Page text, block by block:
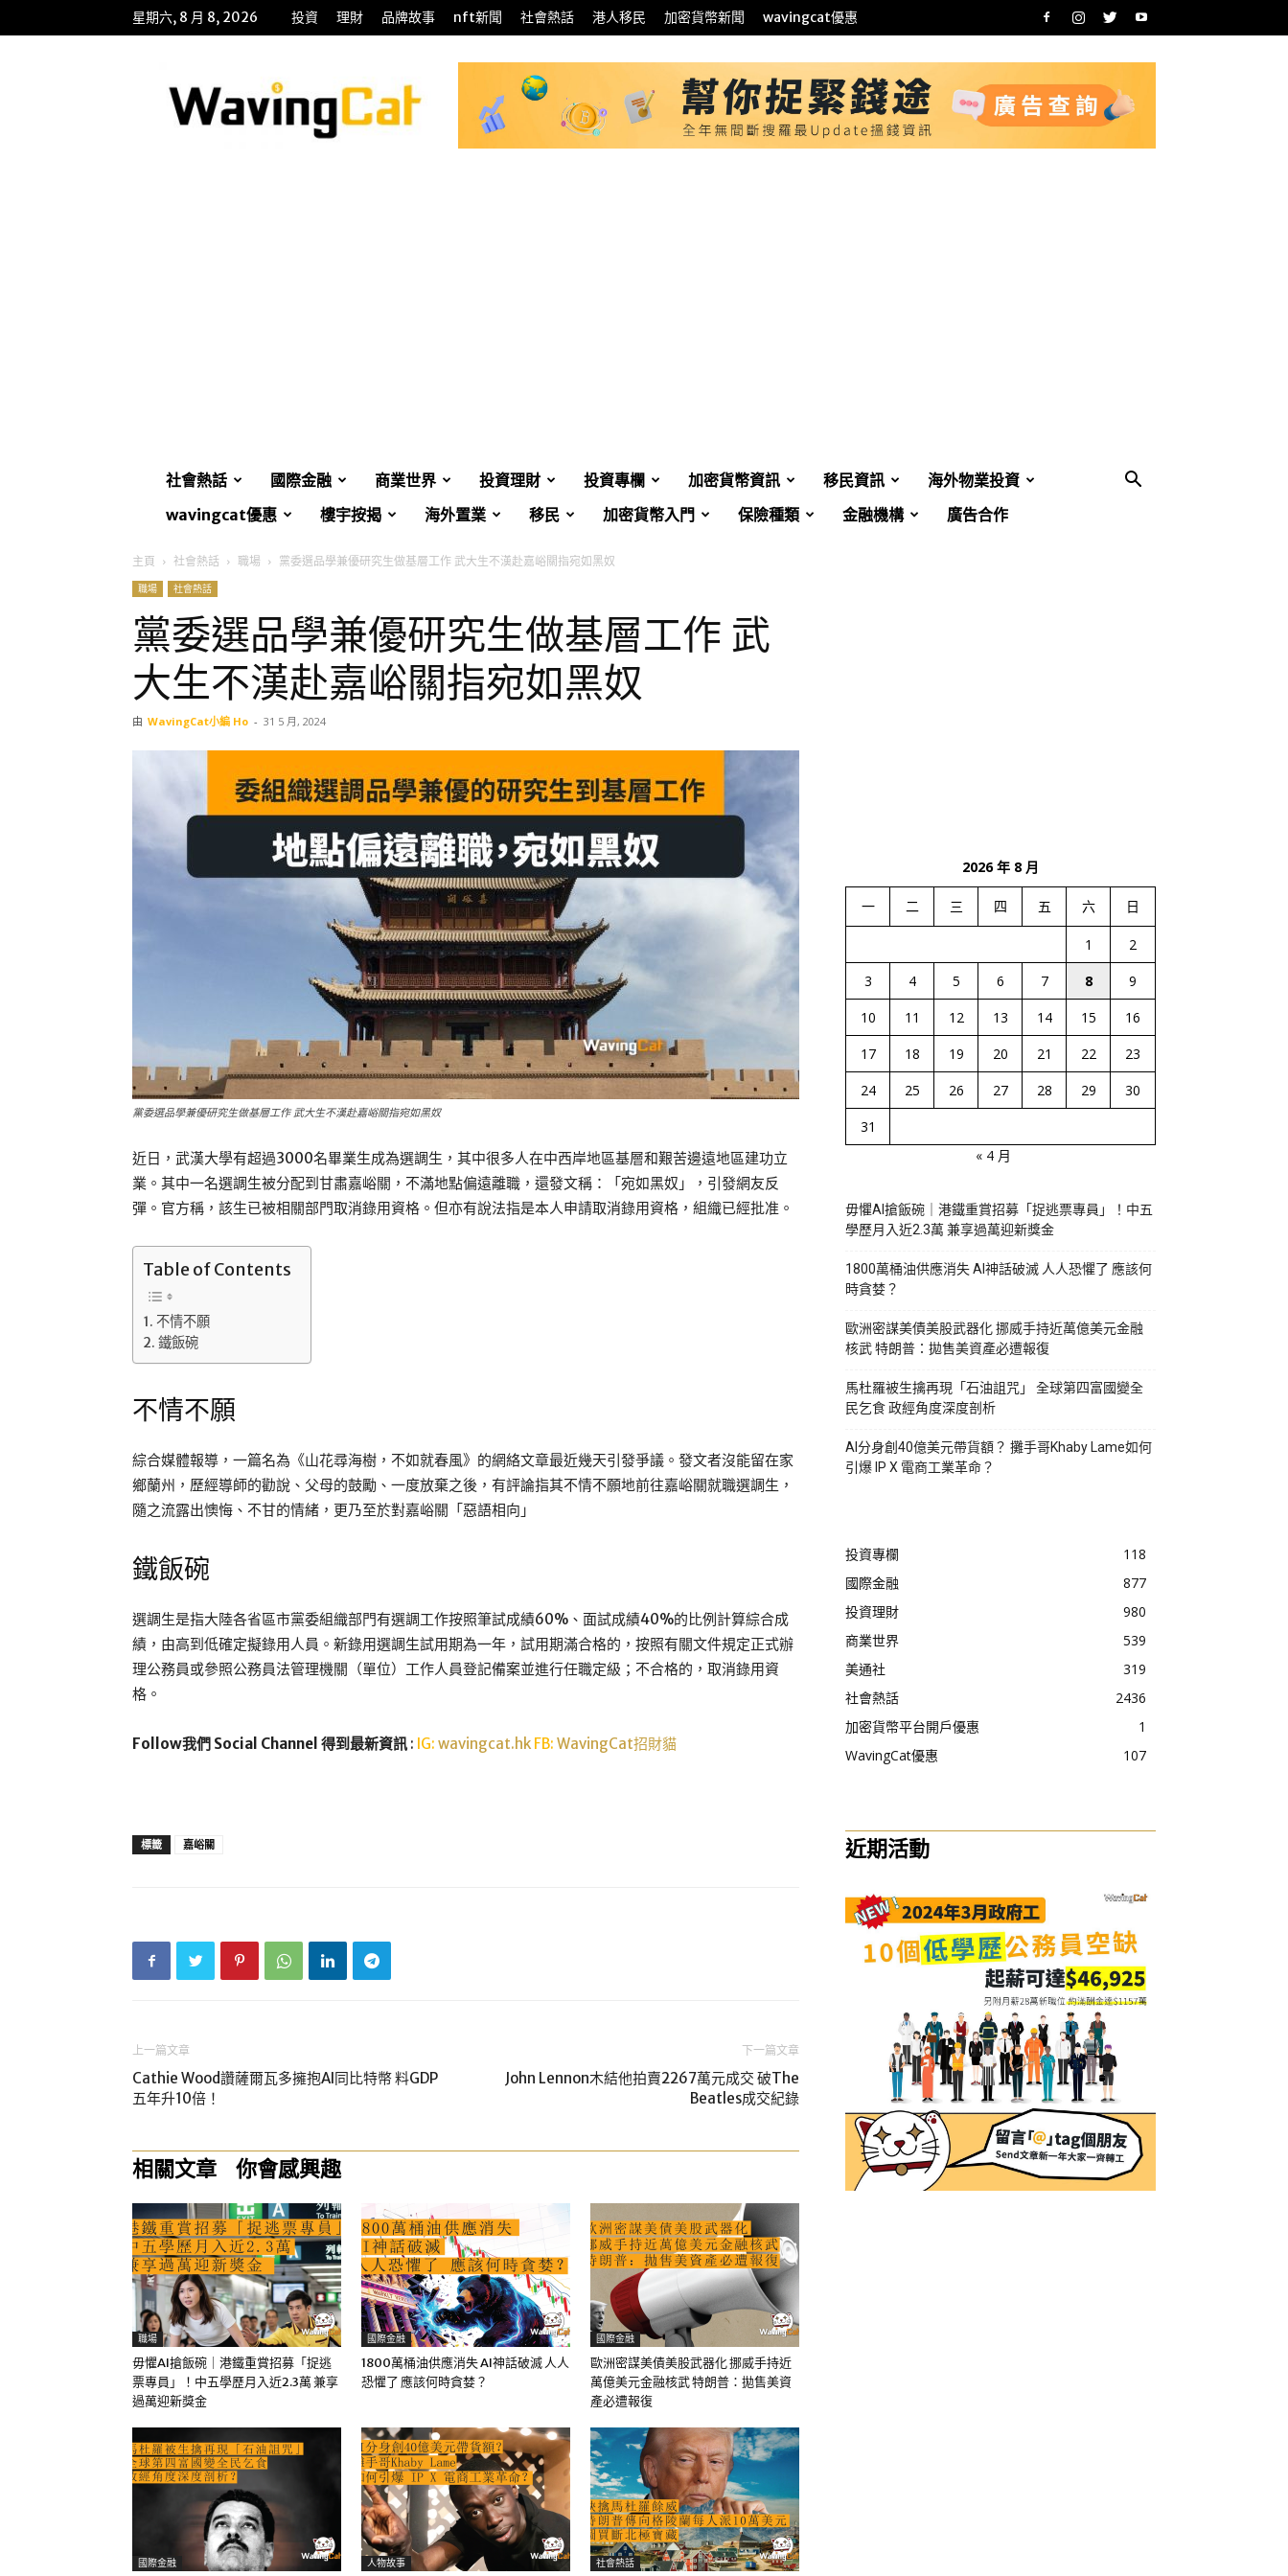
星期六, 8 月 8, 2026 投資 理財 品牌故事 nft新聞 社會熱話 港人移民 加密貨幣新聞 wavingcat優惠
招
財
貓
社會熱話 國際金融 商業世界 投資理財 投資專欄 加密貨幣資訊 移民資訊
海外物業投資
wavingcat優惠
樓宇按揭 海外置業 移民 加密貨幣入門 保險種類 金融機構 廣告合作
主頁 社會熱話 職場 黨委選品學兼優研究生做基層工作 武大生不漢赴嘉峪關指宛如黑奴
職場 社會熱話
黨委選品學兼優研究生做基層工作 武
大生不漢赴嘉峪關指宛如黑奴
由 WavingCat小編 Ho - 31 5 月, 2024
黨委選品學兼優研究生做基層工作 武大生不漢赴嘉峪關指宛如黑奴
近日，武漢大學有超過3000名畢業生成為選調生，其中很多人在中西岸地區基層和艱苦邊遠地區建功立
業。其中一名選調生被分配到甘肅嘉峪關，不滿地點偏遠離職，還發文稱：「宛如黑奴」，引發網友反
彈。官方稱，該生已被相關部門取消錄用資格。但亦有說法指是本人申請取消錄用資格，組織已經批准。
Table of Contents
不情不願
鐵飯碗
不情不願
綜合媒體報導，一篇名為《山花尋海樹，不如就春風》的網絡文章最近幾天引發爭議。發文者沒能留在家
鄉蘭州，歷經導師的勸說、父母的鼓勵、一度放棄之後，有評論指其不情不願地前往嘉峪關就職選調生，
隨之流露出懊悔、不甘的情緒，更乃至於對嘉峪關「惡語相向」
鐵飯碗
選調生是指大陸各省區市黨委組織部門有選調工作按照筆試成績60%、面試成績40%的比例計算綜合成
績，由高到低確定擬錄用人員。新錄用選調生試用期為一年，試用期滿合格的，按照有關文件規定正式辦
理公務員或參照公務員法管理機關（單位）工作人員登記備案並進行任職定級；不合格的，取消錄用資
格。
Follow我們 Social Channel 得到最新資訊 : IG: wavingcat.hkFB: WavingCat招財貓
標籤 嘉峪關
上一篇文章
Cathie Wood讚薩爾瓦多擁抱AI同比特幣 料GDP
五年升10倍！
下一篇文章
John Lennon木結他拍賣2267萬元成交 破The
Beatles成交紀錄
相關文章 你會感興趣
職場
毋懼AI搶飯碗｜港鐵重賞招募「捉逃
票專員」！中五學歷月入近2.3萬 兼享
過萬迎新獎金
國際金融
1800萬桶油供應消失 AI神話破滅 人人
恐懼了 應該何時貪婪？
國際金融
歐洲密謀美債美股武器化 挪威手持近
萬億美元金融核武 特朗普：拋售美資
產必遭報復
國際金融 人物故事 社會熱話
2026 年 8 月
一 二 三 四 五 六 日
1
2
3
4 5 6 7 8
9
10
11 12 13 14 15
16
17
18 19 20 21 22
23
24
25 26 27 28 29
30
31
« 4 月
毋懼AI搶飯碗｜港鐵重賞招募「捉逃票專員」！中五
學歷月入近2.3萬 兼享過萬迎新獎金
1800萬桶油供應消失 AI神話破滅 人人恐懼了 應該何
時貪婪？
歐洲密謀美債美股武器化 挪威手持近萬億美元金融
核武 特朗普：拋售美資產必遭報復
馬杜羅被生擒再現「石油詛咒」 全球第四富國變全
民乞食 政經角度深度剖析
AI分身創40億美元帶貨額？ 攤手哥Khaby Lame如何
引爆 IP X 電商工業革命？
投資專欄
118
國際金融
877
投資理財
980
商業世界
539
美通社
319
社會熱話
2436
加密貨幣平台開戶優惠
1
WavingCat優惠
107
近期活動